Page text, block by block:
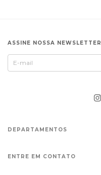
ASSINE NOSSA NEWSLETTER
DEPARTAMENTOS
ENTRE EM CONTATO